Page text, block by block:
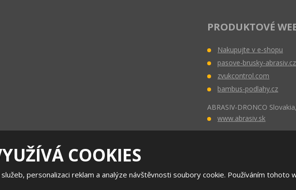
PRODUKTOVÉ
Nakupujte v e-shopu
pasove-brusky-abrasiv.cz
zvukcontrol.com
bambus-podlahy.cz
ABRASIV-DRONCO
www.abrasiv.sk
Mapa stránek
COOKIES
personalizaci reklam a analýze návštěvnosti soubory cookie. Používáním tohoto